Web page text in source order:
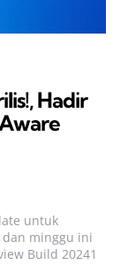
Hadir
untuk
dan minggu ini
Build 20241